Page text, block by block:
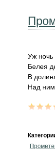
Уж ночь
Белея
В
Над